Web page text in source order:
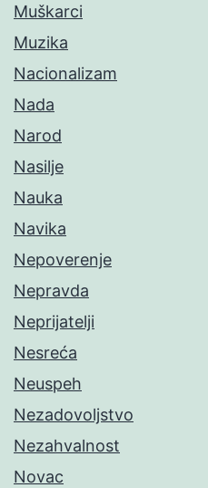
Muškarci
Muzika
Nacionalizam
Nada
Narod
Nasilje
Nauka
Navika
Nepoverenje
Nepravda
Neprijatelji
Nesreća
Neuspeh
Nezadovoljstvo
Nezahvalnost
Novac